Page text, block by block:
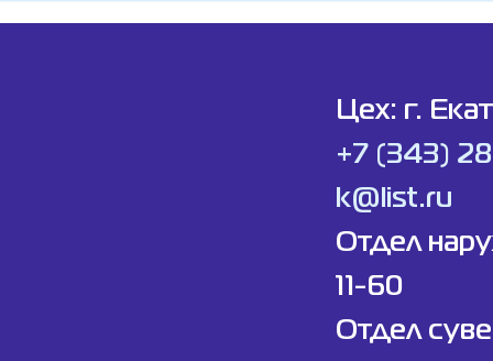
Цех: г.
+7 (343)
k@list.ru
Отдел
11-60
Отдел